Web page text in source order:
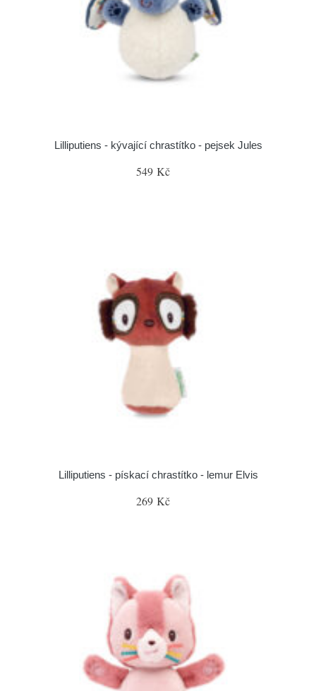
Lilliputiens - kývající chrastítko - pejsek Jules
549 Kč
Lilliputiens - pískací chrastítko - lemur Elvis
269 Kč